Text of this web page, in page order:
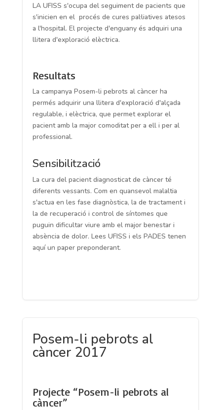
LA UFISS s'ocupa del seguiment de pacients que
s'inicien en el procés de cures pal·liatives atesos
a l'hospital. El projecte d'enguany és adquiri una
llitera d'exploració elèctrica.
Resultats
La campanya Posem-li pebrots al càncer ha
permés adquirir una llitera d'exploració d'alçada
regulable, i elèctrica, que permet explorar el
pacient amb la major comoditat per a ell i per al
professional.
Sensibilització
La cura del pacient diagnosticat de càncer té
diferents vessants. Com en quansevol malaltia
s'actua en les fase diagnòstica, la de tractament i
la de recuperació i control de síntomes que
puguin dificultar viure amb el major benestar i
absència de dolor. Lees UFISS i els PADES tenen
aquí un paper preponderant.
Posem-li pebrots al
càncer 2017
Projecte “Posem-li pebrots al
càncer”